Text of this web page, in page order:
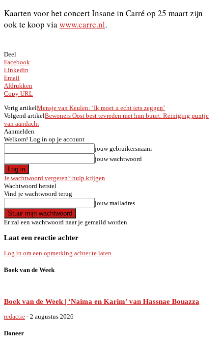
Kaarten voor het concert Insane in Carré op 25 maart zijn
ook te koop viawww.carre.nl.
Deel
Facebook
Linkedin
Email
Afdrukken
Copy URL
Vorig artikelMensje van Keulen: ‘Ik moet u echt iets zeggen’
Volgend artikelBewoners Oost best tevreden met hun buurt. Reiniging puntje
van aandacht
Aanmelden
Welkom! Log in op je account
jouw gebruikersnaam
jouw wachtwoord
Je wachtwoord vergeten? hulp krijgen
Wachtwoord herstel
Vind je wachtwoord terug
jouw mailadres
Er zal een wachtwoord naar je gemaild worden
Laat een reactie achter
Log in om een opmerking achter te laten
Boek van de Week
Boek van de Week | ‘Naima en Karim’ van Hassnae Bouazza
redactie - 2 augustus 2026
Doneer